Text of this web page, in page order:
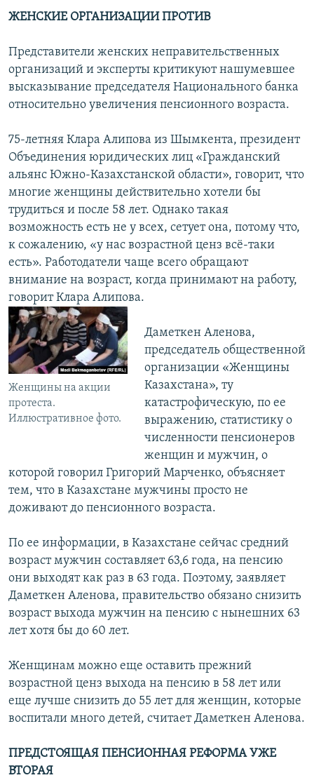
ЖЕНСКИЕ ОРГАНИЗАЦИИ ПРОТИВ
Представители женских неправительственных
организаций и эксперты критикуют нашумевшее
высказывание председателя Национального банка
относительно увеличения пенсионного возраста.
75-летняя Клара Алипова из Шымкента, президент
Объединения юридических лиц «Гражданский
альянс Южно-Казахстанской области», говорит, что
многие женщины действительно хотели бы
трудиться и после 58 лет. Однако такая
возможность есть не у всех, сетует она, потому что,
к сожалению, «у нас возрастной ценз всё-таки
есть». Работодатели чаще всего обращают
внимание на возраст, когда принимают на работу,
говорит Клара Алипова.
Женщины на акции
протеста.
Иллюстративное фото.
Даметкен Аленова,
председатель общественной
организации «Женщины
Казахстана», ту
катастрофическую, по ее
выражению, статистику о
численности пенсионеров
женщин и мужчин, о
которой говорил Григорий Марченко, объясняет
тем, что в Казахстане мужчины просто не
доживают до пенсионного возраста.
По ее информации, в Казахстане сейчас средний
возраст мужчин составляет 63,6 года, на пенсию
они выходят как раз в 63 года. Поэтому, заявляет
Даметкен Аленова, правительство обязано снизить
возраст выхода мужчин на пенсию с нынешних 63
лет хотя бы до 60 лет.
Женщинам можно еще оставить прежний
возрастной ценз выхода на пенсию в 58 лет или
еще лучше снизить до 55 лет для женщин, которые
воспитали много детей, считает Даметкен Аленова.
ПРЕДСТОЯЩАЯ ПЕНСИОННАЯ РЕФОРМА УЖЕ
ВТОРАЯ